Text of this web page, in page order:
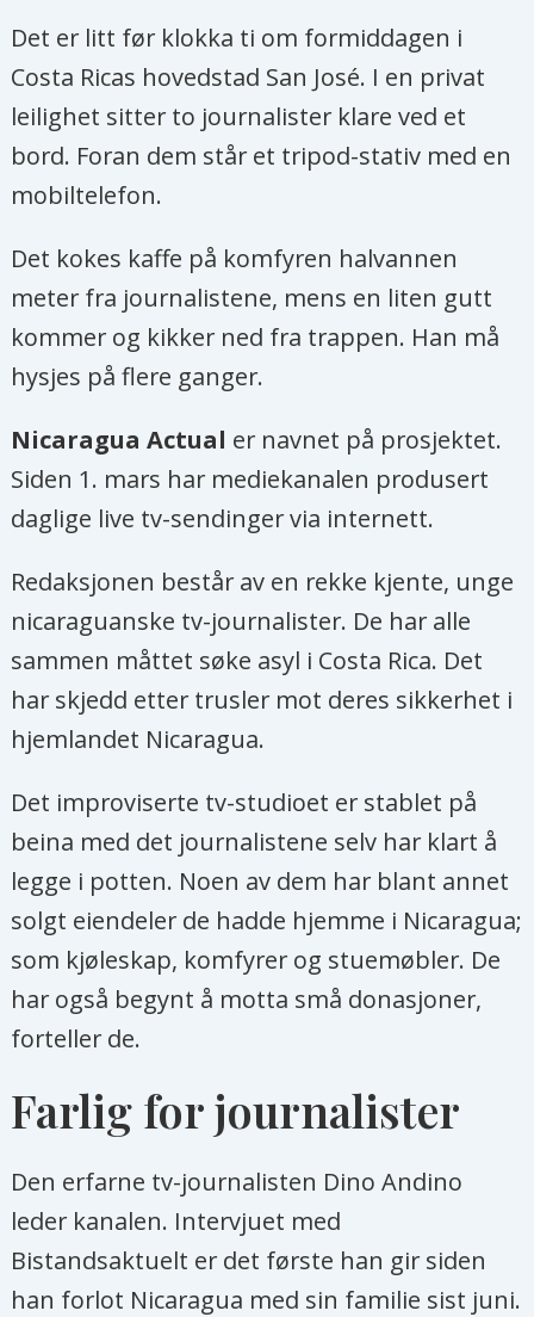
Det er litt før klokka ti om formiddagen i
Costa Ricas hovedstad San José. I en privat
leilighet sitter to journalister klare ved et
bord. Foran dem står et tripod-stativ med en
mobiltelefon.
Det kokes kaffe på komfyren halvannen
meter fra journalistene, mens en liten gutt
kommer og kikker ned fra trappen. Han må
hysjes på flere ganger.
Nicaragua Actual er navnet på prosjektet.
Siden 1. mars har mediekanalen produsert
daglige live tv-sendinger via internett.
Redaksjonen består av en rekke kjente, unge
nicaraguanske tv-journalister. De har alle
sammen måttet søke asyl i Costa Rica. Det
har skjedd etter trusler mot deres sikkerhet i
hjemlandet Nicaragua.
Det improviserte tv-studioet er stablet på
beina med det journalistene selv har klart å
legge i potten. Noen av dem har blant annet
solgt eiendeler de hadde hjemme i Nicaragua;
som kjøleskap, komfyrer og stuemøbler. De
har også begynt å motta små donasjoner,
forteller de.
Farlig for journalister
Den erfarne tv-journalisten Dino Andino
leder kanalen. Intervjuet med
Bistandsaktuelt er det første han gir siden
han forlot Nicaragua med sin familie sist juni.